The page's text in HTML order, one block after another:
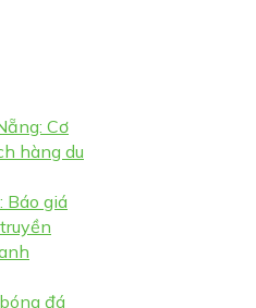
Cơ
hàng du
Báo giá